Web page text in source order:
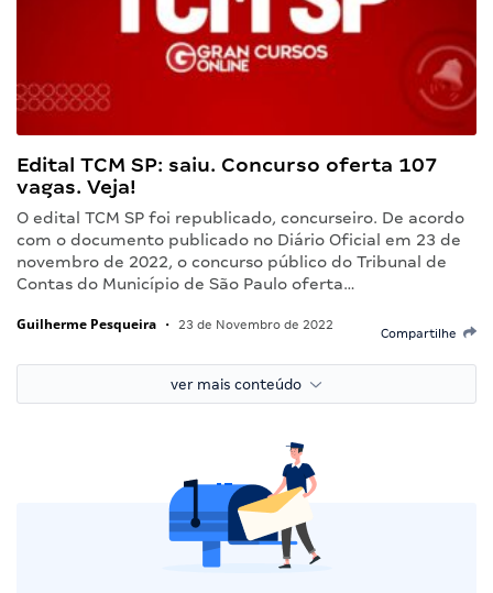
Edital TCM SP: saiu. Concurso oferta 107
vagas. Veja!
O edital TCM SP foi republicado, concurseiro. De acordo
com o documento publicado no Diário Oficial em 23 de
novembro de 2022, o concurso público do Tribunal de
Contas do Município de São Paulo oferta…
Guilherme Pesqueira • 23 de Novembro de 2022
Compartilhe
ver mais conteúdo